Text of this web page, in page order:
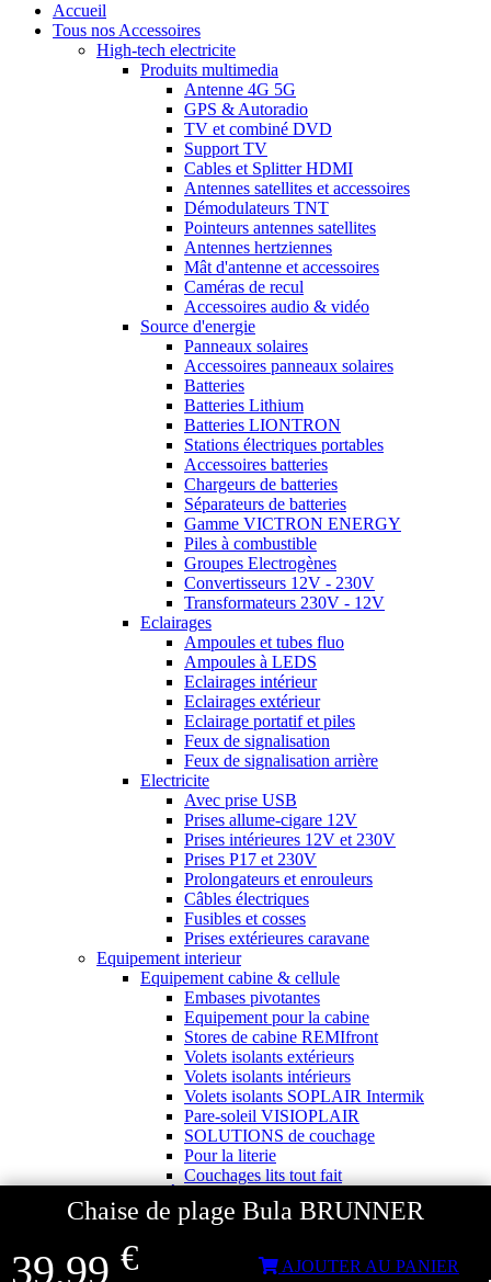
Chaise de plage Bula BRUNNER
39,99 € AJOUTER AU PANIER
Accueil
Tous nos Accessoires
High-tech electricite
Produits multimedia
Antenne 4G 5G
GPS & Autoradio
TV et combiné DVD
Support TV
Cables et Splitter HDMI
Antennes satellites et accessoires
Démodulateurs TNT
Pointeurs antennes satellites
Antennes hertziennes
Mât d'antenne et accessoires
Caméras de recul
Accessoires audio & vidéo
Source d'energie
Panneaux solaires
Accessoires panneaux solaires
Batteries
Batteries Lithium
Batteries LIONTRON
Stations électriques portables
Accessoires batteries
Chargeurs de batteries
Séparateurs de batteries
Gamme VICTRON ENERGY
Piles à combustible
Groupes Electrogènes
Convertisseurs 12V - 230V
Transformateurs 230V - 12V
Eclairages
Ampoules et tubes fluo
Ampoules à LEDS
Eclairages intérieur
Eclairages extérieur
Eclairage portatif et piles
Feux de signalisation
Feux de signalisation arrière
Electricite
Avec prise USB
Prises allume-cigare 12V
Prises intérieures 12V et 230V
Prises P17 et 230V
Prolongateurs et enrouleurs
Câbles électriques
Fusibles et cosses
Prises extérieures caravane
Equipement interieur
Equipement cabine & cellule
Embases pivotantes
Equipement pour la cabine
Stores de cabine REMIfront
Volets isolants extérieurs
Volets isolants intérieurs
Volets isolants SOPLAIR Intermik
Pare-soleil VISIOPLAIR
SOLUTIONS de couchage
Pour la literie
Couchages lits tout fait
Isolation thermique et phonique
Tapis de cabine
Housses de sièges